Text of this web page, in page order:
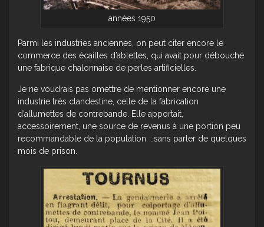
années 1950
Parmi les industries anciennes, on peut citer encore le
commerce des écailles d’ablettes, qui avait pour débouché
une fabrique chalonnaise de perles artificielles.
Je ne voudrais pas omettre de mentionner encore une
industrie très clandestine, celle de la fabrication
d’allumettes de contrebande. Elle apportait,
accessoirement, une source de revenus à une portion peu
recommandable de la population. ..sans parler de quelques
mois de prison.